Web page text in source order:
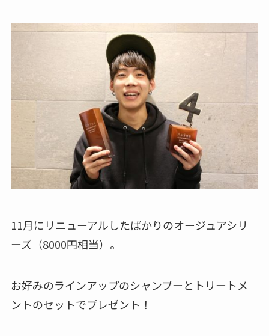
11月にリニューアルしたばかりのオージュアシリ
ーズ（8000円相当）。
お好みのラインアップのシャンプーとトリートメ
ントのセットでプレゼント！